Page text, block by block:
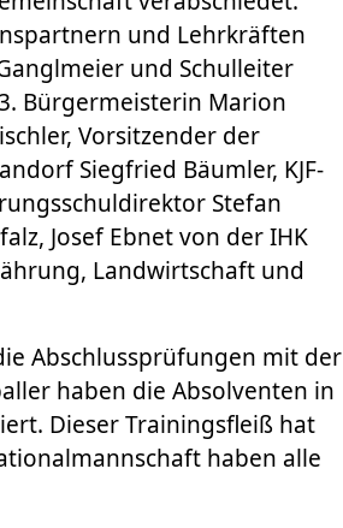
und Lehrkräften
und Schulleiter
Bürgermeisterin Marion
Vorsitzender der
Siegfried Bäumler, KJF-
Stefan
Josef Ebnet von der IHK
Landwirtschaft und
Abschlussprüfungen mit der
haben die Absolventen in
Dieser Trainingsfleiß hat
haben alle